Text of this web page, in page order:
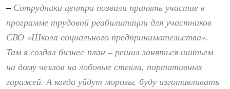
–Сотрудники центра позвали принять участие в
программе трудовой реабилитации для участников
СВО «Школа социального предпринимательства».
Там я создал бизнес-план – решил заняться шитьем
на дому чехлов на лобовые стекла, портативных
гаражей. А когда уйдут морозы, буду изготавливать